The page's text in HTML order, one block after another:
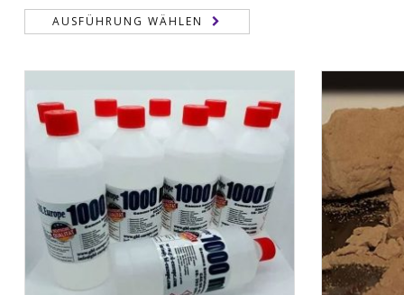
150,00 €
bis
AUSFÜHRUNG WÄHLEN